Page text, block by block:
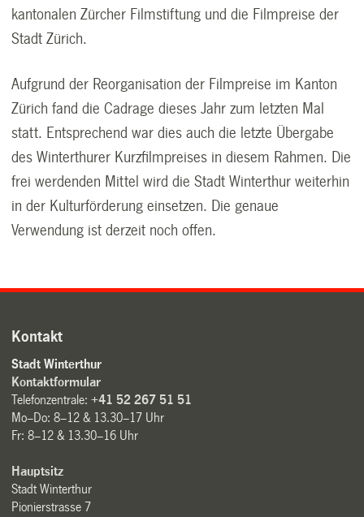
kantonalen Zürcher Filmstiftung und die Filmpreise der
Stadt Zürich.
Aufgrund der Reorganisation der Filmpreise im Kanton
Zürich fand die Cadrage dieses Jahr zum letzten Mal
statt. Entsprechend war dies auch die letzte Übergabe
des Winterthurer Kurzfilmpreises in diesem Rahmen. Die
frei werdenden Mittel wird die Stadt Winterthur weiterhin
in der Kulturförderung einsetzen. Die genaue
Verwendung ist derzeit noch offen.
Kontakt
Stadt Winterthur
Kontaktformular
Telefonzentrale:+41 52 267 51 51
Mo–Do: 8–12 & 13.30–17 Uhr
Fr: 8–12 & 13.30–16 Uhr
Hauptsitz
Stadt Winterthur
Pionierstrasse 7